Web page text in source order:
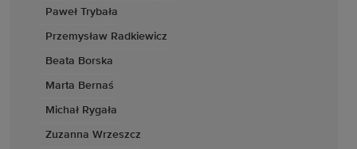
Paweł Trybała
Przemysław Radkiewicz
Beata Borska
Marta Bernaś
Michał Rygała
Zuzanna Wrzeszcz